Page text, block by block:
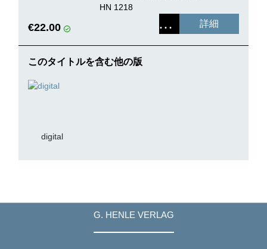
HN 1218
€22.00 詳細
このタイトルを含む他の版
digital
G. HENLE VERLAG